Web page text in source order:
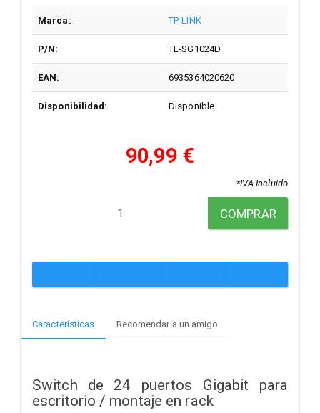
Marca: TP-LINK
P/N: TL-SG1024D
EAN: 6935364020620
Disponibilidad: Disponible
90,99 €
*IVA Incluido
COMPRAR
Características Recomendar a un amigo
Switch de 24 puertos Gigabit para
escritorio / montaje en rack